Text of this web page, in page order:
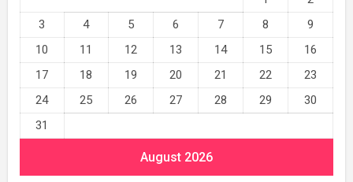
August 2026
3
4 5 6 7 8
9
10
11 12 13 14 15
16
17
18 19 20 21 22
23
24
25 26 27 28 29
30
31